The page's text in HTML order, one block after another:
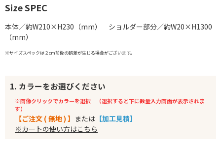
Size SPEC
本体／約W210×H230（mm） ショルダー部分／約W20×H1300
（mm）
※サイズスペックは２cm前後の誤差が生じる場合がございます。
1. カラーをお選びください
※画像クリックでカラーを選択 （選択すると下に数量入力画面が表示されま
す）
【ご注文 ( 無地 ) 】 または 【加工見積】
※カートの使い方はこちら